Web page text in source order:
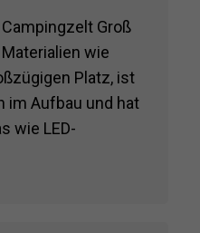
Groß
wie
Platz, ist
im Aufbau und hat
wie LED-